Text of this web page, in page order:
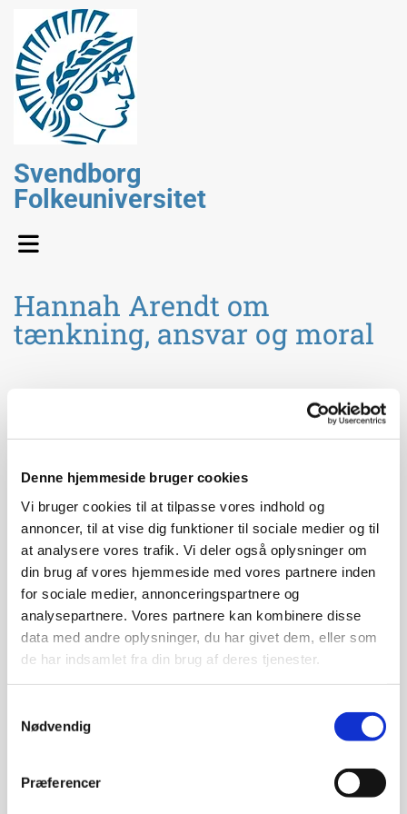
Denne hjemmeside bruger cookies
Vi bruger cookies til at tilpasse vores indhold og
annoncer, til at vise dig funktioner til sociale medier og til
at analysere vores trafik. Vi deler også oplysninger om
din brug af vores hjemmeside med vores partnere inden
for sociale medier, annonceringspartnere og
analysepartnere. Vores partnere kan kombinere disse
data med andre oplysninger, du har givet dem, eller som
de har indsamlet fra din brug af deres tjenester.
Nødvendig
Præferencer
Svendborg
Folkeuniversitet
Hannah Arendt om
tænkning, ansvar og moral
Sted: Svendborg Kulturhus/Borgerforeningen
Ved
Claus Christoffersen, BA i filosofi og
oldtidskundskab og underviser i idehistorie.
Svendborg Dage med Brecht har i samarbejde med
Svendborg Folkeuniversitet inviteret Claus
Christoffersen til at holde et foredrag om Hannah
Arendts tanker om tænkning, ansvar og moral. Arendts
udgangspunkt er, at vi alle har personligt ansvar for
udviklingen i samfundet og verden, fordi vi kan og skal
tænke selv! Noget der især er vigtigt i en tid hvor hvor
intolerancen vinder frem, demokratiet er truet, og